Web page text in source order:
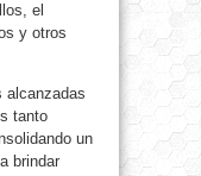
el
y otros
alcanzadas
tanto
un
brindar